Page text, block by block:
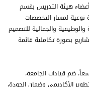
هيئة التدريس بقسم
نوعية لمسار التخصصات
والوظيفية والجمالية للتصميم
بصورة تكاملية قائمة
ضم قيادات الجامعة،
الأكاديمي وضمان الجودة،